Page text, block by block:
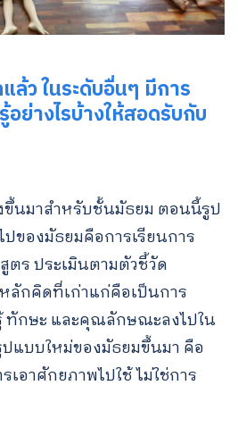
ล้ว ในระดับอื่นๆ มีการ
ย่างไรบ้างให้สอดรับกับ
มาสำหรับชั้นมัธยม ตอนนี้รูป
ของมัธยมคือการเรียนการ
ร ประเมินตามตัวชี้วัด
ลักคิดที่เก่าแก่คือเป็นการ
ทักษะ และคุณลักษณะลงไปใน
บบใหม่ของมัธยมขึ้นมา คือ
อาศักยภาพไปใช้ ไม่ใช่การ